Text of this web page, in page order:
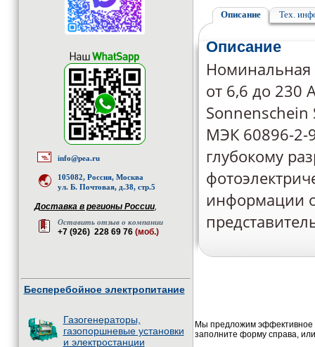
info@pea.ru
105082, Россия, Москва
ул. Б. Почтовая, д.38, стр.5
Доставка в регионы России,
Оставить отзыв о компании
+7 (926) 228 69 76 (моб.)
Бесперебойное электропитание
Газогенераторы,
газопоршневые установки
и электростанции
Описание Тех.
Описание
Номинальная
от 6,6 до 230
МЭК 60896-2-
глубокому
информации
Мы предложим эффективное
заполните форму справа,